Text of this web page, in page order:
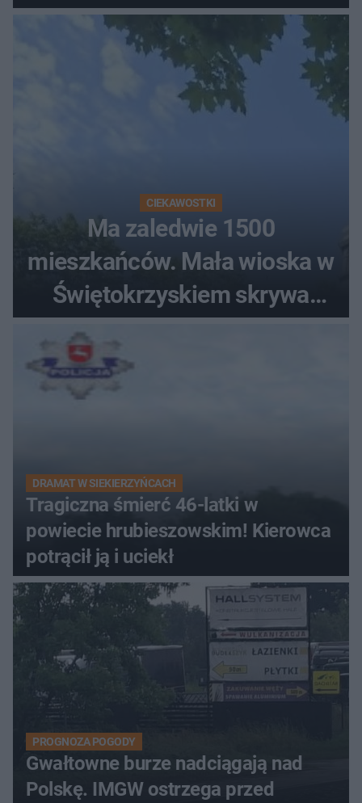
CIEKAWOSTKI
Ma zaledwie 1500
mieszkańców. Mała wioska w
Świętokrzyskiem skrywa
zabytki, bywał tu nawet król
DRAMAT W SIEKIERZYŃCACH
Tragiczna śmierć 46-latki w
powiecie hrubieszowskim! Kierowca
potrącił ją i uciekł
PROGNOZA POGODY
Gwałtowne burze nadciągają nad
Polskę. IMGW ostrzega przed